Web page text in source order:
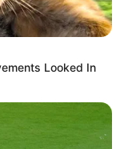
Looked In